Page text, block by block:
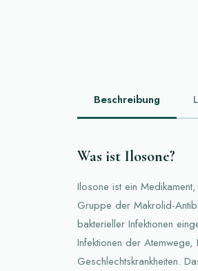
Beschreibung
Was ist Ilosone?
Ilosone ist ein
Gruppe der Makrolid-
bakterieller Infektionen
Infektionen der Atemwege,
Geschlechtskrankheiten.